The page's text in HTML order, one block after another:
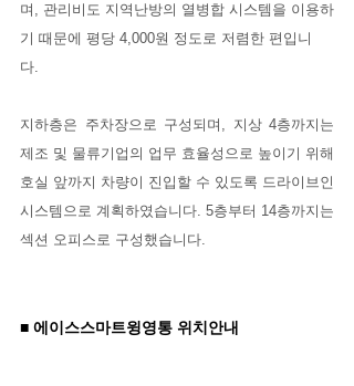
며, 관리비도 지역난방의 열병합 시스템을 이용하
기 때문에 평당 4,000원 정도로 저렴한 편입니
다.
지하층은 주차장으로 구성되며, 지상 4층까지는
제조 및 물류기업의 업무 효율성으로 높이기 위해
호실 앞까지 차량이 진입할 수 있도록 드라이브인
시스템으로 계획하였습니다. 5층부터 14층까지는
섹션 오피스로 구성했습니다.
■ 에이스스마트윙영통 위치안내